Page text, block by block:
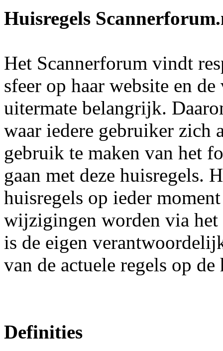
Huisregels
Het Scannerforum vindt
sfeer op haar website en
uitermate belangrijk.
waar iedere gebruiker zich
gebruik te maken van het
gaan met deze huisregels.
huisregels op ieder
wijzigingen worden via het
is de eigen
van de actuele regels op
Definities